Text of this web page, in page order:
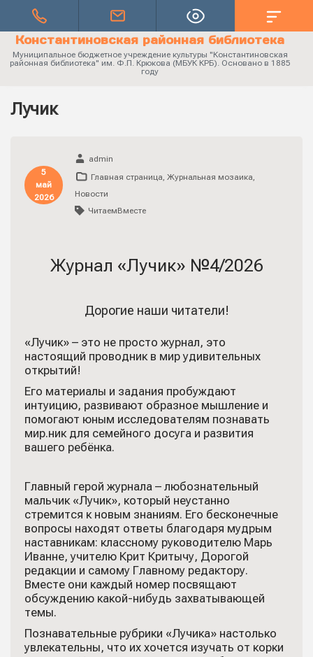
Константиновская районная библиотека
Муниципальное бюджетное учреждение культуры "Константиновская
районная библиотека" им. Ф.П. Крюкова (МБУК КРБ). Основано в 1885
году
Лучик
5
май
2026
admin
Главная страница, Журнальная мозаика,
Новости
ЧитаемВместе
Журнал «Лучик» №4/2026
Дорогие наши читатели!
«Лучик» – это не просто журнал, это
настоящий проводник в мир удивительных
открытий!
Его материалы и задания пробуждают
интуицию, развивают образное мышление и
помогают юным исследователям познавать
мир.ник для семейного досуга и развития
вашего ребёнка.
Главный герой журнала – любознательный
мальчик «Лучик», который неустанно
стремится к новым знаниям. Его бесконечные
вопросы находят ответы благодаря мудрым
наставникам: классному руководителю Марь
Иванне, учителю Крит Критычу, Дорогой
редакции и самому Главному редактору.
Вместе они каждый номер посвящают
обсуждению какой-нибудь захватывающей
темы.
Познавательные рубрики «Лучика» настолько
увлекательны, что их хочется изучать от корки